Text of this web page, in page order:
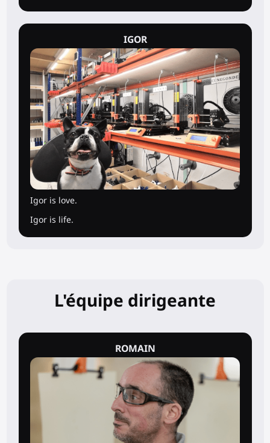
IGOR
Igor is love.
Igor is life.
L'équipe dirigeante
ROMAIN